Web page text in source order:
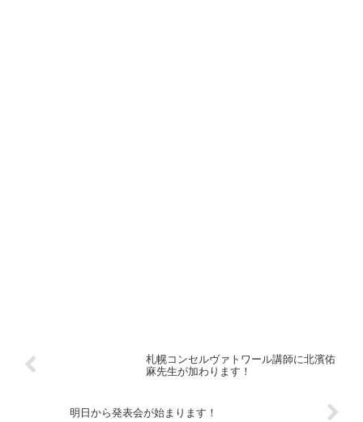
札幌コンセルヴァトワール講師に北濱佑
麻先生が加わります！
明日から発表会が始まります！